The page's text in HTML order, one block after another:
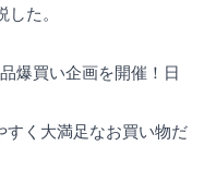
た。
爆買い企画を開催！日
く大満足なお買い物だ